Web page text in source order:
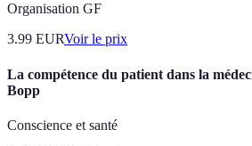
Organisation GF
3.99 EURVoir le prix
La compétence du patient dans la
Bopp
Conscience et santé